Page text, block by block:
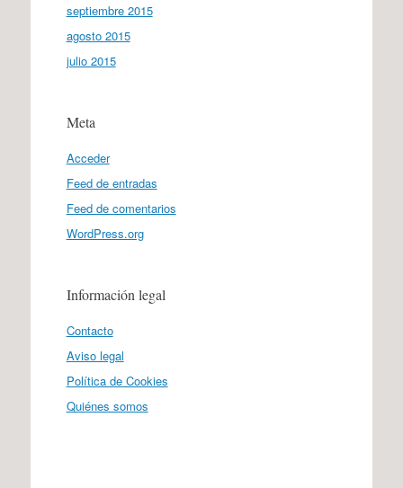
septiembre 2015
agosto 2015
julio 2015
Meta
Acceder
Feed de entradas
Feed de comentarios
WordPress.org
Información legal
Contacto
Aviso legal
Política de Cookies
Quiénes somos